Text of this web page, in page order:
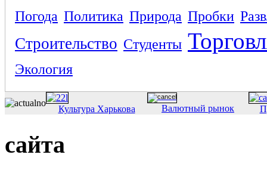
Погода Политика Природа Пробки
Строительство Студенты
Экология
Культура Харькова Валютный рынок
сайта